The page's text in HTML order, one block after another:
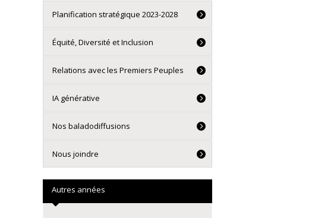
Planification stratégique 2023-2028
Équité, Diversité et Inclusion
Relations avec les Premiers Peuples
IA générative
Nos baladodiffusions
Nous joindre
Autres années